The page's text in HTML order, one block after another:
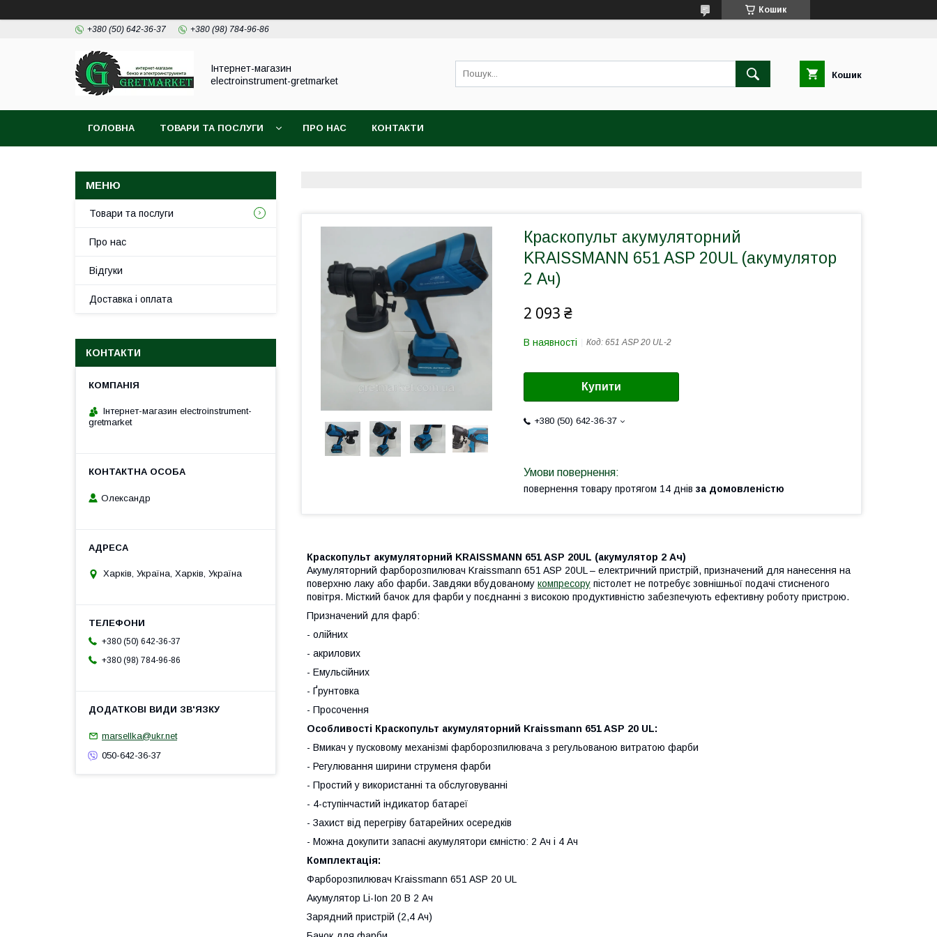
Кошик
+380 (50) 642-36-37 +380 (98) 784-96-86
Інтернет-магазин
electroinstrument-gretmarket
Кошик
ГОЛОВНА ТОВАРИ ТА ПОСЛУГИ ПРО НАС КОНТАКТИ
Краскопульт акумуляторний
KRAISSMANN 651 ASP 20UL (акумулятор
2 Ач)
2 093 ₴
В наявності Код: 651 ASP 20 UL-2
Купити
+380 (50) 642-36-37
повернення товару протягом 14 днів за домовленістю
Краскопульт акумуляторний KRAISSMANN 651 ASP 20UL (акумулятор 2 Ач)
Акумуляторний фарборозпилювач Kraissmann 651 ASP 20UL – електричний пристрій, призначений для нанесення на
поверхню лаку або фарби. Завдяки вбудованому компресору пістолет не потребує зовнішньої подачі стисненого
повітря. Місткий бачок для фарби у поєднанні з високою продуктивністю забезпечують ефективну роботу пристрою.
Призначений для фарб:
- олійних
- акрилових
- Емульсійних
- Ґрунтовка
- Просочення
Особливості Краскопульт акумуляторний Kraissmann 651 ASP 20 UL:
- Вмикач у пусковому механізмі фарборозпилювача з регульованою витратою фарби
- Регулювання ширини струменя фарби
- Простий у використанні та обслуговуванні
- 4-ступінчастий індикатор батареї
- Захист від перегріву батарейних осередків
- Можна докупити запасні акумулятори ємністю: 2 Ач і 4 Ач
Комплектація:
Фарборозпилювач Kraissmann 651 ASP 20 UL
Акумулятор Li-Ion 20 В 2 Ач
Зарядний пристрій (2,4 Ач)
Товари та послуги
Про нас
Відгуки
Доставка і оплата
КОНТАКТИ
Інтернет-магазин electroinstrument-
gretmarket
Олександр
Харків, Україна, Харків, Україна
+380 (50) 642-36-37
+380 (98) 784-96-86
marsellka@ukr.net
050-642-36-37